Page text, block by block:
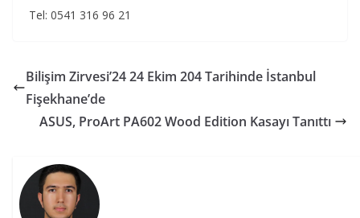
Tel: 0541 316 96 21
Bilişim Zirvesi’24 24 Ekim 204 Tarihinde İstanbul
Fişekhane’de
ASUS, ProArt PA602 Wood Edition Kasayı Tanıttı